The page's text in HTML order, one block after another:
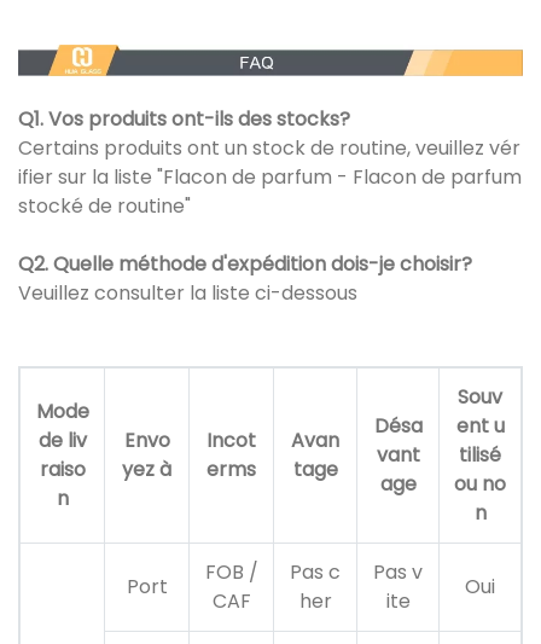
Q1. Vos produits ont-ils des stocks?
Certains produits ont un stock de routine, veuillez vér
ifier sur la liste "Flacon de parfum - Flacon de parfum
stocké de routine"
Q2. Quelle méthode d'expédition dois-je choisir?
Veuillez consulter la liste ci-dessous
Mode
de liv
raiso
n
Envo
yez à
Incot
erms
Avan
tage
Désa
vant
age
Souv
ent u
tilisé
ou no
n
Port
FOB /
CAF
Pas c
her
Pas v
ite
Oui